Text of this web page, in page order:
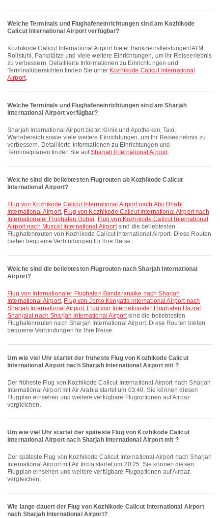
Welche Terminals und Flughafeneinrichtungen sind am Kozhikode
Calicut International Airport verfügbar?
Kozhikode Calicut International Airport bietet Bankdienstleistungen/ATM,
Rollstuhl, Parkplätze und viele weitere Einrichtungen, um Ihr Reiseerlebnis
zu verbessern. Detaillierte Informationen zu Einrichtungen und
Terminalübersichten finden Sie unter Kozhikode Calicut International
Airport.
Welche Terminals und Flughafeneinrichtungen sind am Sharjah
International Airport verfügbar?
Sharjah International Airport bietet Klinik und Apotheken, Taxi,
Wartebereich sowie viele weitere Einrichtungen, um Ihr Reiseerlebnis zu
verbessern. Detaillierte Informationen zu Einrichtungen und
Terminalplänen finden Sie aufSharjah International Airport.
Welche sind die beliebtesten Flugrouten ab Kozhikode Calicut
International Airport?
Flug von Kozhikode Calicut International Airport nach Abu Dhabi
International Airport, Flug von Kozhikode Calicut International Airport nach
Internationaler Flughafen Dubai, Flug von Kozhikode Calicut International
Airport nach Muscat International Airportsind die beliebtesten
Flughafenrouten von Kozhikode Calicut International Airport. Diese Routen
bieten bequeme Verbindungen für Ihre Reise.
Welche sind die beliebtesten Flugrouten nach Sharjah International
Airport?
Flug von Internationaler Flughafen Bandaranaike nach Sharjah
International Airport, Flug von Jomo Kenyatta International Airport nach
Sharjah International Airport, Flug von Internationaler Flughafen Hazrat
Shahjalal nach Sharjah International Airportsind die beliebtesten
Flughafenrouten nach Sharjah International Airport. Diese Routen bieten
bequeme Verbindungen für Ihre Reise.
Um wie viel Uhr startet der früheste Flug von Kozhikode Calicut
International Airport nach Sharjah International Airport mit ?
Der früheste Flug von Kozhikode Calicut International Airport nach Sharjah
International Airport mit Air Arabia startet um 03:40. Sie können diesen
Flugplan einsehen und weitere verfügbare Flugoptionen auf Airpaz
vergleichen.
Um wie viel Uhr startet der späteste Flug von Kozhikode Calicut
International Airport nach Sharjah International Airport mit ?
Der späteste Flug von Kozhikode Calicut International Airport nach Sharjah
International Airport mit Air India startet um 20:25. Sie können diesen
Flugplan einsehen und weitere verfügbare Flugoptionen auf Airpaz
vergleichen.
Wie lange dauert der Flug von Kozhikode Calicut International Airport
nach Sharjah International Airport?